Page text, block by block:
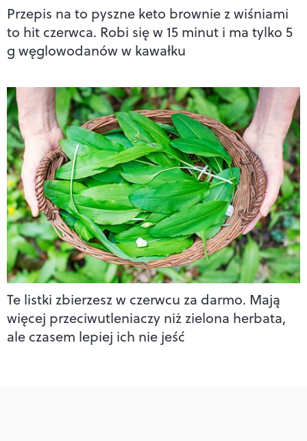
Przepis na to pyszne keto brownie z wiśniami
to hit czerwca. Robi się w 15 minut i ma tylko 5
g węglowodanów w kawałku
Te listki zbierzesz w czerwcu za darmo. Mają
więcej przeciwutleniaczy niż zielona herbata,
ale czasem lepiej ich nie jeść